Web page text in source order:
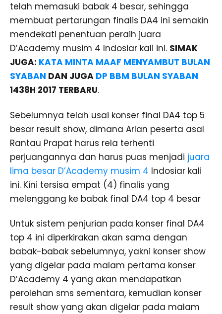
telah memasuki babak 4 besar, sehingga
membuat pertarungan finalis DA4 ini semakin
mendekati penentuan peraih juara
D’Academy musim 4 Indosiar kali ini. SIMAK
JUGA: KATA MINTA MAAF MENYAMBUT BULAN
SYABAN DAN JUGA DP BBM BULAN SYABAN
1438H 2017 TERBARU.
Sebelumnya telah usai konser final DA4 top 5
besar result show, dimana Arlan peserta asal
Rantau Prapat harus rela terhenti
perjuangannya dan harus puas menjadi juara
lima besar D’Academy musim 4 Indosiar kali
ini. Kini tersisa empat (4) finalis yang
melenggang ke babak final DA4 top 4 besar
Untuk sistem penjurian pada konser final DA4
top 4 ini diperkirakan akan sama dengan
babak-babak sebelumnya, yakni konser show
yang digelar pada malam pertama konser
D’Academy 4 yang akan mendapatkan
perolehan sms sementara, kemudian konser
result show yang akan digelar pada malam